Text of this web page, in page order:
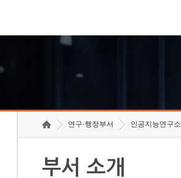
연구·행정부서 인공지능연구소
부서 소개